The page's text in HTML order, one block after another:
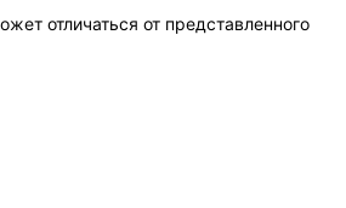
отличаться от представленного